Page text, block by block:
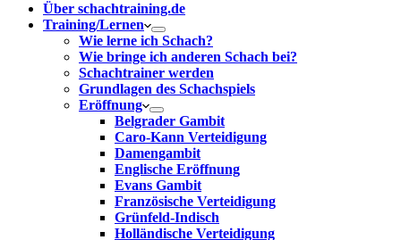
Über schachtraining.de
Training/Lernen
Wie lerne ich Schach?
Wie bringe ich anderen Schach bei?
Schachtrainer werden
Grundlagen des Schachspiels
Eröffnung
Belgrader Gambit
Caro-Kann Verteidigung
Damengambit
Englische Eröffnung
Evans Gambit
Französische Verteidigung
Grünfeld-Indisch
Holländische Verteidigung